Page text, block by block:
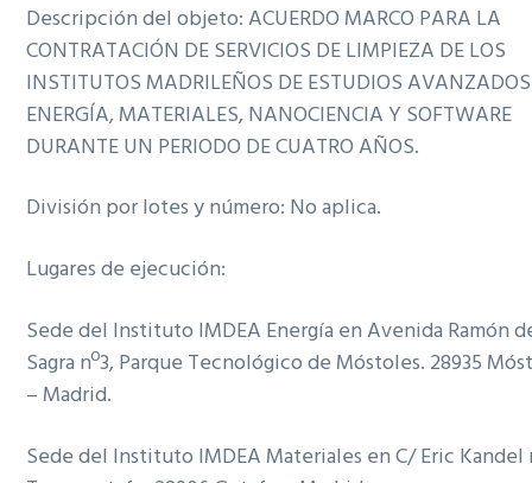
Descripción del objeto: ACUERDO MARCO PARA LA
CONTRATACIÓN DE SERVICIOS DE LIMPIEZA DE LOS
INSTITUTOS MADRILEÑOS DE ESTUDIOS
ENERGÍA, MATERIALES, NANOCIENCIA Y SOFTWARE
DURANTE UN PERIODO DE CUATRO AÑOS.
División por lotes y número: No aplica.
Lugares de ejecución:
Sede del Instituto IMDEA Energía en Avenida Ramón
Sagra nº3, Parque Tecnológico de Móstoles. 28935
– Madrid.
Sede del Instituto IMDEA Materiales en C/ Eric Kandel